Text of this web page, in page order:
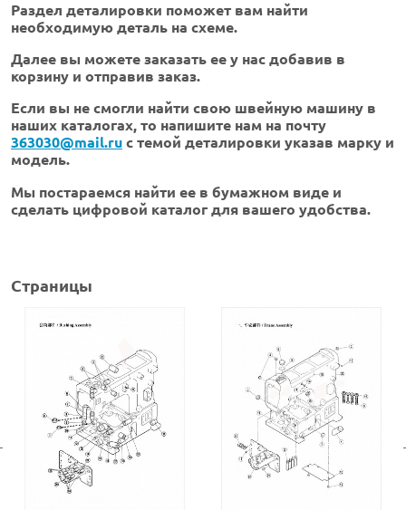
Раздел деталировки поможет вам найти
необходимую деталь на схеме.
Далее вы можете заказать ее у нас добавив в
корзину и отправив заказ.
Если вы не смогли найти свою швейную машину в
наших каталогах, то напишите нам на почту
363030@mail.ru с темой деталировки указав марку и
модель.
Мы постараемся найти ее в бумажном виде и
сделать цифровой каталог для вашего удобства.
Страницы